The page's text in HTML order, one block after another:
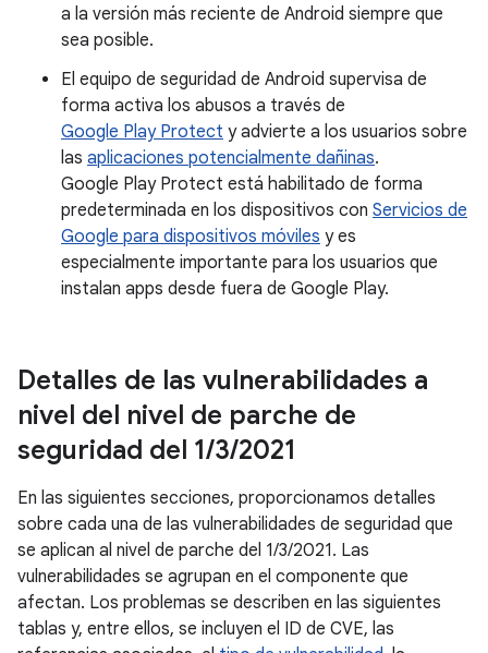
a la versión más reciente de Android siempre que
sea posible.
El equipo de seguridad de Android supervisa de
forma activa los abusos a través de
Google Play Protect y advierte a los usuarios sobre
las aplicaciones potencialmente dañinas.
Google Play Protect está habilitado de forma
predeterminada en los dispositivos con Servicios de
Google para dispositivos móviles y es
especialmente importante para los usuarios que
instalan apps desde fuera de Google Play.
Detalles de las vulnerabilidades a
nivel del nivel de parche de
seguridad del 1/3/2021
En las siguientes secciones, proporcionamos detalles
sobre cada una de las vulnerabilidades de seguridad que
se aplican al nivel de parche del 1/3/2021. Las
vulnerabilidades se agrupan en el componente que
afectan. Los problemas se describen en las siguientes
tablas y, entre ellos, se incluyen el ID de CVE, las